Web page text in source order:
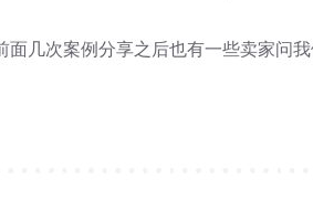
问我们
名吗？
，你是不是也会有这样的困扰：广告
了更新，可以从添加商品页面直接
杀以前最关心也最实在的问题：做
况，有不少卖家也都在讨论： 同一
排名
Deal，还有现金
杀的时候是不是都有同一个感觉，
被 AI 理解和推荐
-等报价-跑活动"三步走，但实际跑
配送费将在 10 月 15 日至 2027 年 1
豚豚先回答一个大家感兴趣的问题
到亮点里会影响